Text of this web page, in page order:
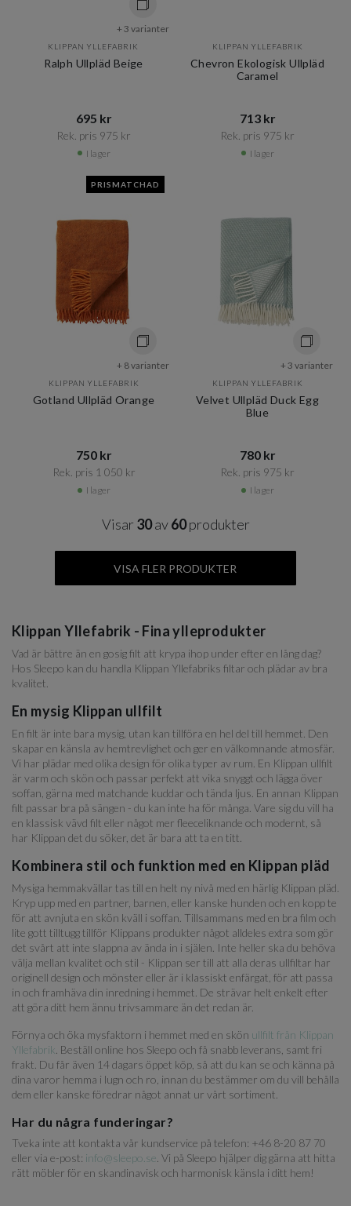
+ 3 varianter
KLIPPAN YLLEFABRIK
Ralph Ullpläd Beige
695 kr​​
Rek. pris 975 kr​​
I lager
KLIPPAN YLLEFABRIK
Chevron Ekologisk Ullpläd
Caramel
713 kr​​
Rek. pris 975 kr​​
I lager
PRISMATCHAD
+ 8 varianter
KLIPPAN YLLEFABRIK
Gotland Ullpläd Orange
750 kr​​
Rek. pris 1 050 kr​​
I lager
+ 3 varianter
KLIPPAN YLLEFABRIK
Velvet Ullpläd Duck Egg
Blue
780 kr​​
Rek. pris 975 kr​​
I lager
Visar 30av60produkter
VISA FLER PRODUKTER
Klippan Yllefabrik - Fina ylleprodukter
Vad är bättre än en gosig filt att krypa ihop under efter en lång dag?
Hos Sleepo kan du handla Klippan Yllefabriks filtar och plädar av bra
kvalitet.
En mysig Klippan ullfilt
En filt är inte bara mysig, utan kan tillföra en hel del till hemmet. Den
skapar en känsla av hemtrevlighet och ger en välkomnande atmosfär.
Vi har plädar med olika design för olika typer av rum. En Klippan ullfilt
är varm och skön och passar perfekt att vika snyggt och lägga över
soffan, gärna med matchande kuddar och tända ljus. En annan Klippan
filt passar bra på sängen - du kan inte ha för många. Vare sig du vill ha
en klassisk vävd filt eller något mer fleeceliknande och modernt, så
har Klippan det du söker, det är bara att ta en titt.
Kombinera stil och funktion med en Klippan pläd
Mysiga hemmakvällar tas till en helt ny nivå med en härlig Klippan pläd.
Kryp upp med en partner, barnen, eller kanske hunden och en kopp te
för att avnjuta en skön kväll i soffan. Tillsammans med en bra film och
lite gott tilltugg tillför Klippans produkter något alldeles extra som gör
det svårt att inte slappna av ända in i själen. Inte heller ska du behöva
välja mellan kvalitet och stil - Klippan ser till att alla deras ullfiltar har
originell design och mönster eller är i klassiskt enfärgat, för att passa
in och framhäva din inredning i hemmet. De strävar helt enkelt efter
att göra ditt hem ännu trivsammare än det redan är.
Förnya och öka mysfaktorn i hemmet med en skön ullfilt från Klippan
Yllefabrik . Beställ online hos Sleepo och få snabb leverans, samt fri
frakt. Du får även 14 dagars öppet köp, så att du kan se och känna på
dina varor hemma i lugn och ro, innan du bestämmer om du vill behålla
dem eller kanske föredrar något annat ur vårt sortiment.
Har du några funderingar?
Tveka inte att kontakta vår kundservice på telefon: +46 8-20 87 70
eller via e-post: info@sleepo.se . Vi på Sleepo hjälper dig gärna att hitta
rätt möbler för en skandinavisk och harmonisk känsla i ditt hem!